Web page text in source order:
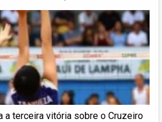
a terceira vitória sobre o Cruzeiro